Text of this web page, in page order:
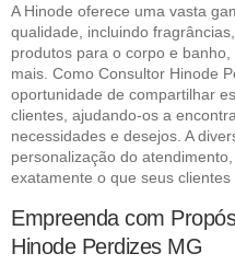
A Hinode oferece uma vasta
qualidade, incluindo
produtos para o corpo e
mais. Como Consultor Hinode
oportunidade de compartilhar
clientes, ajudando-os a
necessidades e desejos. A
personalização do
exatamente o que seus clientes
Empreenda com
Hinode Perdizes MG